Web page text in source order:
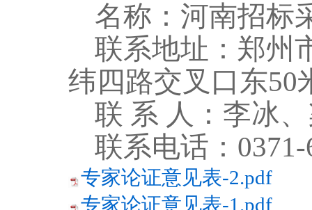
名称：河南招标
联系地址：郑州
纬四路交叉口东50
联 系 人：李冰
联系电话：
专家论证意见表-2.pdf
专家论证意见表-1.pdf